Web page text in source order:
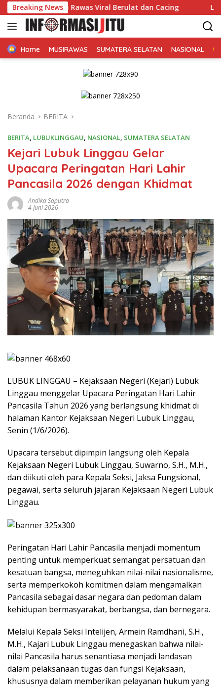
Langsung
ke
konten
Breaking News
Musi Rawas Viral Berulat dan Cacing Lapas
Home MUSIRAWAS SUMATERA SELATAN NASIONAL
Beranda BERITA
BERITA LUBUKLINGGAU NASIONAL SUMATERA SELATAN
Kejari Lubuk Linggau Gelar
Upacara Peringatan Hari Lahir
Pancasila 2026 dengan Khidmat
Andika Saputra
4 Juni 2026
LUBUK LINGGAU – Kejaksaan Negeri (Kejari) Lubuk
Linggau menggelar Upacara Peringatan Hari Lahir
Pancasila Tahun 2026 yang berlangsung khidmat di
halaman Kantor Kejaksaan Negeri Lubuk Linggau,
Senin (1/6/2026).
​Upacara tersebut dipimpin langsung oleh Kepala
Kejaksaan Negeri Lubuk Linggau, Suwarno, S.H., M.H.,
dan diikuti oleh para Kepala Seksi, Jaksa Fungsional,
pegawai, serta seluruh jajaran Kejaksaan Negeri Lubuk
Linggau.
​Peringatan Hari Lahir Pancasila menjadi momentum
penting untuk memperkuat semangat persatuan dan
kesatuan bangsa, meneguhkan nilai-nilai nasionalisme,
serta memperkokoh komitmen dalam mengamalkan
Pancasila sebagai dasar negara dan pedoman dalam
kehidupan bermasyarakat, berbangsa, dan bernegara.
​Melalui Kepala Seksi Intelijen, Armein Ramdhani, S.H.,
M.H., Kajari Lubuk Linggau menegaskan bahwa nilai-
nilai Pancasila harus senantiasa menjadi landasan
dalam pelaksanaan tugas dan fungsi Kejaksaan,
khususnya dalam memberikan pelayanan hukum yang